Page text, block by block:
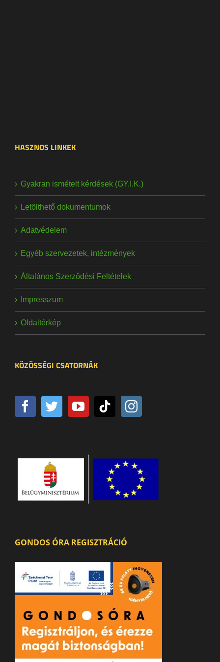
HASZNOS LINKEK
Gyakran ismételt kérdések (GY.I.K.)
Letölthető dokumentumok
Adatvédelem
Egyéb szervezetek, intézmények
Általános Szerződési Feltételek
Impresszum
Oldaltérkép
KÖZÖSSÉGI CSATORNÁK
GONDOS ÓRA REGISZTRÁCIÓ